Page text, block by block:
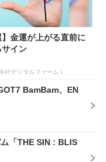
】金運が上がる直前に
サイン
社デジタルファーム )
BamBam、EN
「THE SIN : BLIS